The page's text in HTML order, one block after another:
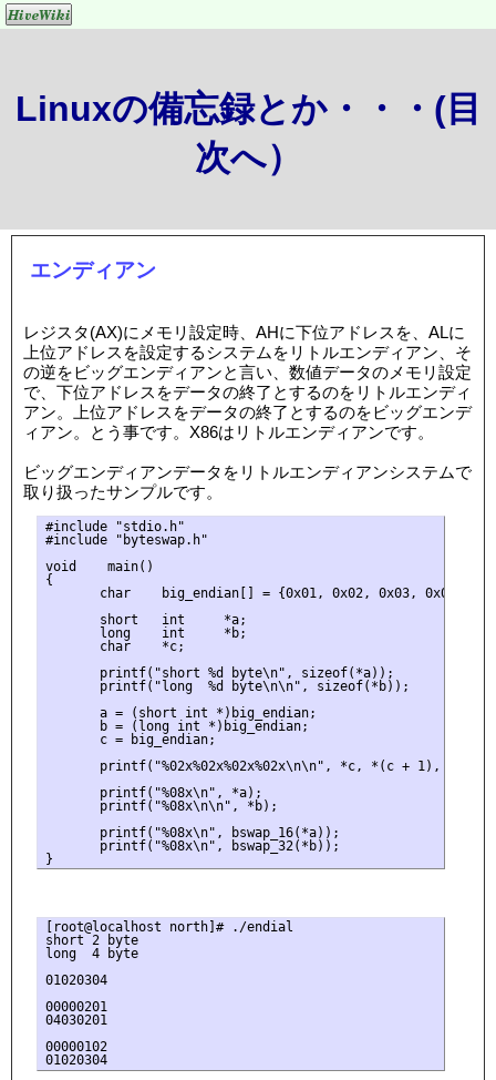
Linuxの備忘録とか・・・(目
次へ）
エンディアン
レジスタ(AX)にメモリ設定時、AHに下位アドレスを、ALに
上位アドレスを設定するシステムをリトルエンディアン、そ
の逆をビッグエンディアンと言い、数値データのメモリ設定
で、下位アドレスをデータの終了とするのをリトルエンディ
アン。上位アドレスをデータの終了とするのをビッグエンデ
ィアン。とう事です。X86はリトルエンディアンです。
ビッグエンディアンデータをリトルエンディアンシステムで
取り扱ったサンプルです。
#include "stdio.h"
#include "byteswap.h"
void    main()
{
       char    big_endian[] = {0x01, 0x02, 0x03, 0x04};
       short   int     *a;
       long    int     *b;
       char    *c;
       printf("short %d byte\n", sizeof(*a));
       printf("long  %d byte\n\n", sizeof(*b));
       a = (short int *)big_endian;
       b = (long int *)big_endian;
       c = big_endian;
printf("%02x%02x%02x%02x\n\n", *c, *(c + 1), *(c +
       printf("%08x\n", *a);
       printf("%08x\n\n", *b);
       printf("%08x\n", bswap_16(*a));
       printf("%08x\n", bswap_32(*b));
[root@localhost north]# ./endial
short 2 byte
long  4 byte
01020304
00000201
04030201
00000102
01020304